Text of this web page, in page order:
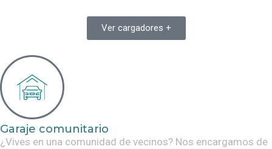
Ver cargadores +
Garaje comunitario
¿Vives en una comunidad de vecinos? Nos encargamos de